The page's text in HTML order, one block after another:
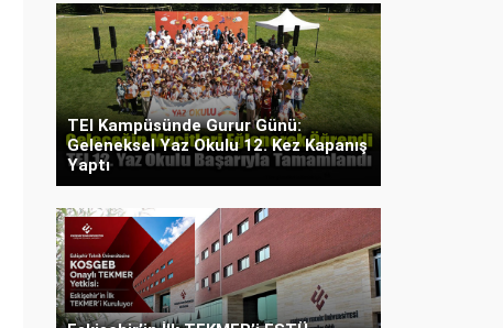
TEI Kampüsünde Gurur Günü:
Geleneksel Yaz Okulu 12. Kez Kapanış
Yaptı